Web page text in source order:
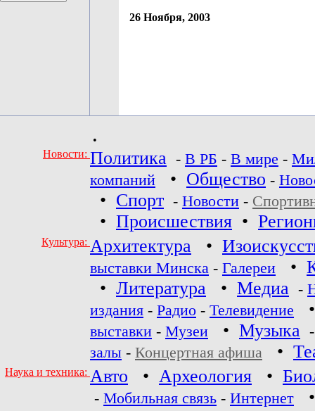
26 Ноября, 2003
•
Новости: Политика - В РБ - В мире -
компаний
• Общество -
• Спорт - Новости -
• Происшествия •
Культура: Архитектура •
выставки Минска - Галереи •
• Литература • Медиа -
издания - Радио - Телевидение
выставки - Музеи • Музыка
залы - Концертная афиша •
Наука и техника: Авто • Археология •
- Мобильная связь - Интернет